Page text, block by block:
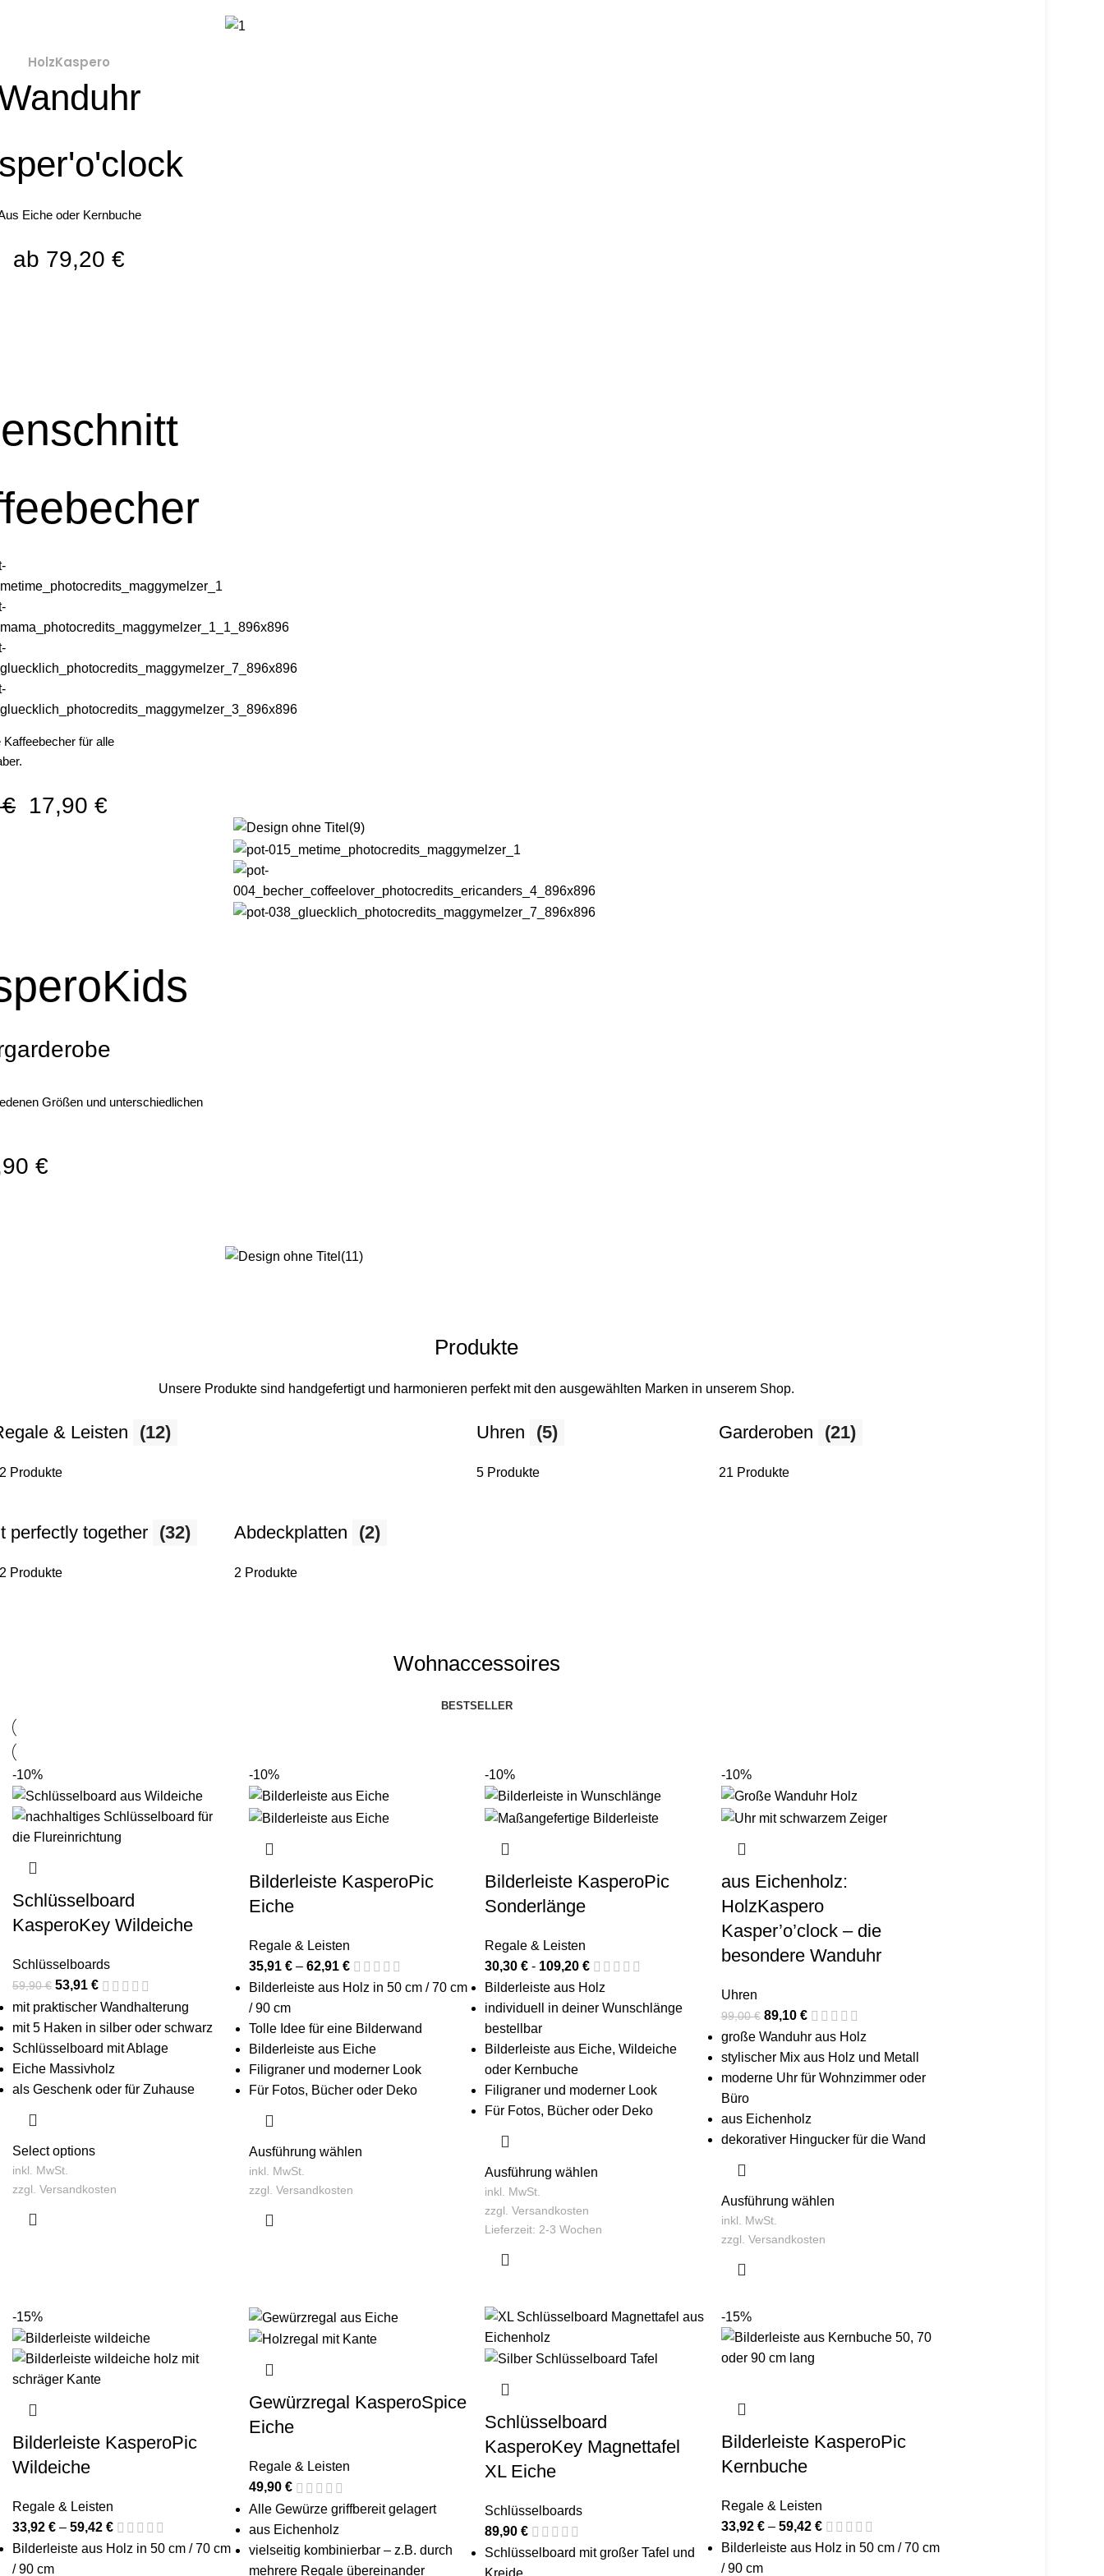
HolzKaspero
Eiche oder Kernbuche
ab 79,20 €
Kaffeebecher für alle
17,90 €
Größen und unterschiedlichen
€
Produkte
Unsere Produkte sind handgefertigt und harmonieren perfekt mit den ausgewählten Marken in unserem Shop.
& Leisten (12)
Produkte
Uhren (5)
5 Produkte
Garderoben (21)
21 Produkte
perfectly together (32)
Produkte
Abdeckplatten (2)
2 Produkte
Wohnaccessoires
BESTSELLER
-10%
Schlüsselboard
KasperoKey Wildeiche
Schlüsselboards
59,90€ 53,91 €
mit praktischer Wandhalterung
mit 5 Haken in silber oder schwarz
Schlüsselboard mit Ablage
Eiche Massivholz
als Geschenk oder für Zuhause
Select options
inkl. MwSt.
zzgl. Versandkosten
-10%
Bilderleiste KasperoPic
Eiche
Regale & Leisten
35,91 €– 62,91 €
Bilderleiste aus Holz in 50 cm / 70 cm
/ 90 cm
Tolle Idee für eine Bilderwand
Bilderleiste aus Eiche
Filigraner und moderner Look
Für Fotos, Bücher oder Deko
Ausführung wählen
inkl. MwSt.
zzgl. Versandkosten
-10%
Bilderleiste KasperoPic
Sonderlänge
Regale & Leisten
30,30 € - 109,20 €
Bilderleiste aus Holz
individuell in deiner Wunschlänge
bestellbar
Bilderleiste aus Eiche, Wildeiche
oder Kernbuche
Filigraner und moderner Look
Für Fotos, Bücher oder Deko
Ausführung wählen
inkl. MwSt.
zzgl. Versandkosten
Lieferzeit: 2-3 Wochen
-10%
aus Eichenholz:
HolzKaspero
Kasper’o’clock – die
besondere Wanduhr
Uhren
99,00€ 89,10 €
große Wanduhr aus Holz
stylischer Mix aus Holz und Metall
moderne Uhr für Wohnzimmer oder
Büro
aus Eichenholz
dekorativer Hingucker für die Wand
Ausführung wählen
inkl. MwSt.
zzgl. Versandkosten
-15%
Bilderleiste KasperoPic
Wildeiche
Regale & Leisten
33,92 € – 59,42 €
Bilderleiste aus Holz in 50 cm / 70 cm
/ 90 cm
Gewürzregal KasperoSpice
Eiche
Regale & Leisten
49,90 €
Alle Gewürze griffbereit gelagert
aus Eichenholz
vielseitig kombinierbar – z.B. durch
mehrere Regale übereinander
Schlüsselboard
KasperoKey Magnettafel
XL Eiche
Schlüsselboards
89,90 €
Schlüsselboard mit großer Tafel und
-15%
Bilderleiste KasperoPic
Kernbuche
Regale & Leisten
33,92 €– 59,42 €
Bilderleiste aus Holz in 50 cm / 70 cm
/ 90 cm